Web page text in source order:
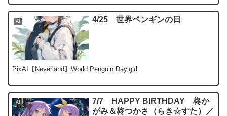
AI 4/25 世界ペンギンの日
PixAI【Neverland】World Penguin Day,girl
AI
7/7 HAPPY BIRTHDAY 柊か
がみ＆柊つかさ（らき☆すた）／